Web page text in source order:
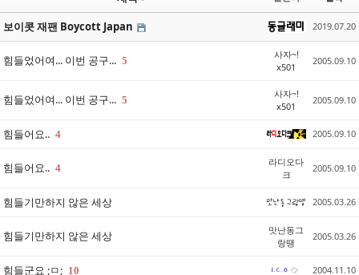
보이콧 재팬 Boycott Japan 2019.07.20
힘들었어여... 이번 공구... 5
사자~!
x501
2005.09.10
힘들었어여... 이번 공구... 5
사자~!
x501
2005.09.10
힘들어요.. 4 2005.09.10
힘들어요.. 4
라디오다
크
2005.09.10
힘들기만하지 않은 세상 2005.03.26
힘들기만하지 않은 세상
맛난동그
랑땡
2005.03.26
힘들군요 ;ㅁ; 10 2004.11.10